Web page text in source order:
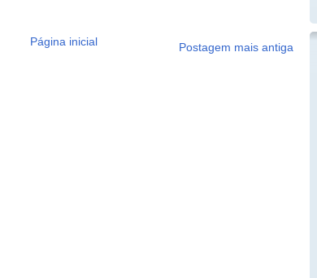
Postagem mais antiga
Página inicial